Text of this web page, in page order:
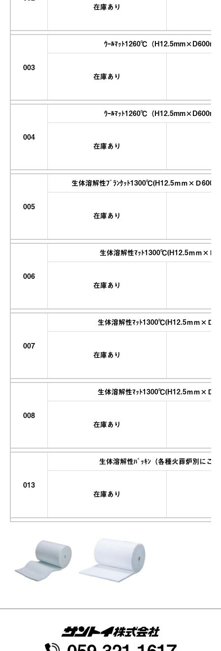
在庫あり
003
ｳｰﾙﾏｯﾄ1260℃（
在庫あり
004
ｳｰﾙﾏｯﾄ1260℃（
在庫あり
005
生体溶解性ﾌﾞﾗﾝｹｯﾄ1300℃(H12.5ｍｍ×Ｄ600
在庫あり
006
生体溶解性ﾏｯﾄ1300℃(H12.5ｍｍ×Ｄ
在庫あり
007
生体溶解性ﾏｯﾄ1300℃(H12.5ｍｍ×Ｄ
在庫あり
008
生体溶解性ﾏｯﾄ1300℃(H12.5ｍｍ×Ｄ
在庫あり
013
生体溶解性ﾊﾟｯｷﾝ（各種火葬炉別にご
在庫あり